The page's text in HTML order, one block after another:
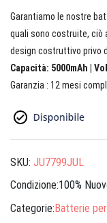
Garantiamo le nostre
quali sono costruite, ciò
design costruttivo privo
Capacità: 5000mAh |
Garanzia : 12 mesi
SKU: JU7799JUL
Condizione:100%
Categorie:Batterie